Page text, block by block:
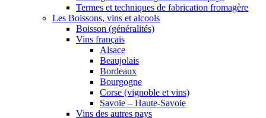
Termes et techniques de fabrication fromagère
Les Boissons, vins et alcools
Boisson (généralités)
Vins français
Alsace
Beaujolais
Bordeaux
Bourgogne
Corse (vignoble et vins)
Savoie – Haute-Savoie
Vins des autres pays